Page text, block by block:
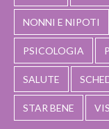
NONNI E NIPOTI
PSICOLOGIA
SALUTE
STAR BENE